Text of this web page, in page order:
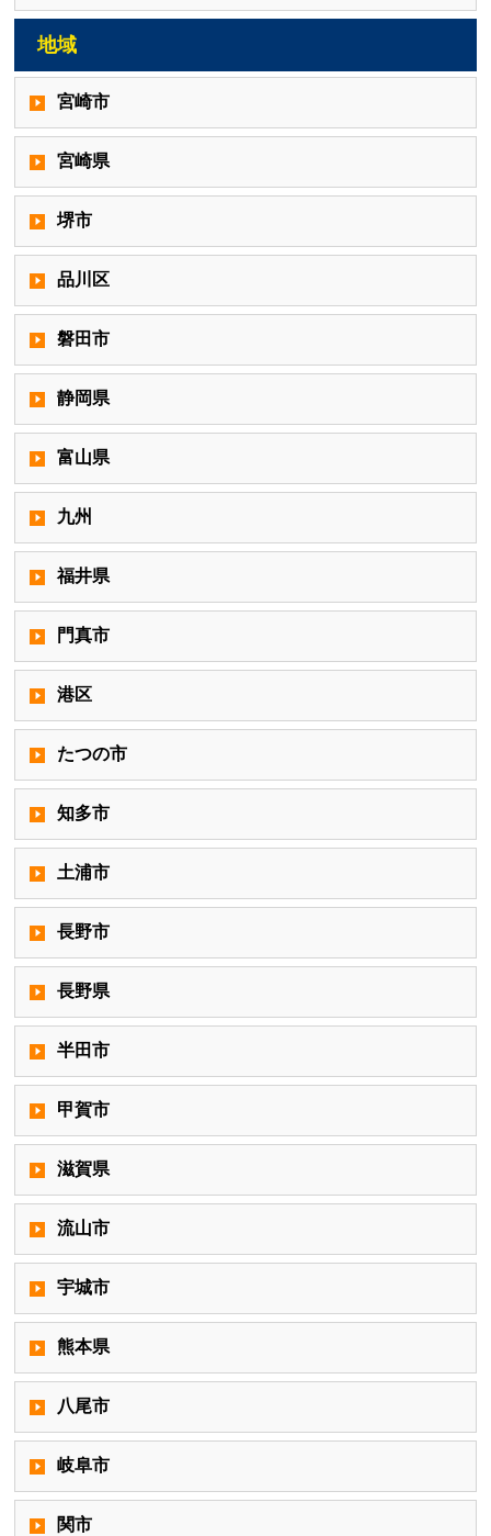
地域
宮崎市
宮崎県
堺市
品川区
磐田市
静岡県
富山県
九州
福井県
門真市
港区
たつの市
知多市
土浦市
長野市
長野県
半田市
甲賀市
滋賀県
流山市
宇城市
熊本県
八尾市
岐阜市
関市